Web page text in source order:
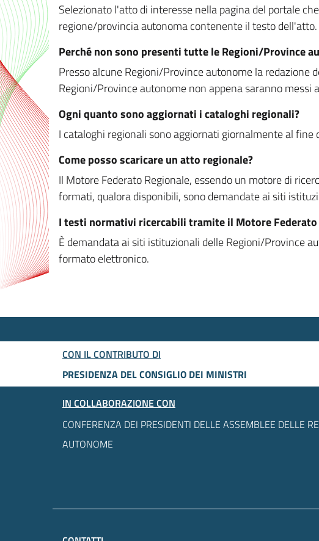
Selezionato l'atto di interesse nella pagina del portale
regione/provincia autonoma contenente il testo dell'atto.
Perché non sono presenti tutte le Regioni/Province
Presso alcune Regioni/Province autonome la redazione
Regioni/Province autonome non appena saranno messi
Ogni quanto sono aggiornati i cataloghi regionali?
I cataloghi regionali sono aggiornati giornalmente al
Come posso scaricare un atto regionale?
Il Motore Federato Regionale, essendo un motore di
formati, qualora disponibili, sono demandate ai siti
I testi normativi ricercabili tramite il Motore
È demandata ai siti istituzionali delle Regioni/Province
formato elettronico.
CON IL CONTRIBUTO DI
PRESIDENZA DEL CONSIGLIO DEI MINISTRI
IN COLLABORAZIONE CON
CONFERENZA DEI PRESIDENTI DELLE ASSEMBLEE DELLE
AUTONOME